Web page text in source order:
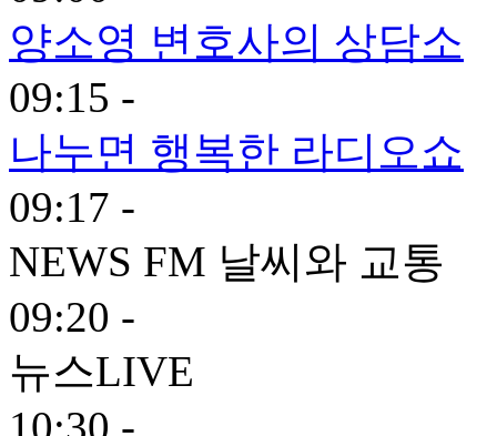
양소영 변호사의 상담소
09:15 -
나누면 행복한 라디오쇼
09:17 -
NEWS FM 날씨와 교통
09:20 -
뉴스LIVE
10:30 -